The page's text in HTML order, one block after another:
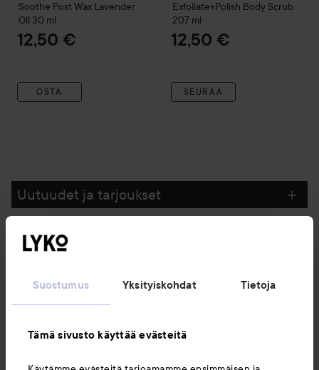
Suostumus Yksityiskohdat Tietoja
Tämä sivusto käyttää evästeitä
Soothe Post Wax Lavender
Oil 30 ml
12,50 €
OSTA
Exfoliate+Polish Body Scrub
207 ml
12,50 €
SEURAA
Uutuudet ja tarjoukset
Seuraa meitä
Asiakaspalvelu
Tietoja